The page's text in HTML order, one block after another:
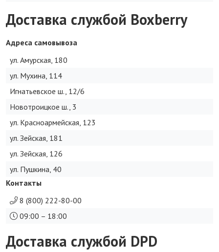
Доставка службой Boxberry
Адреса самовывоза
ул. Амурская, 180
ул. Мухина, 114
Игнатьевское ш., 12/6
Новотроицкое ш., 3
ул. Красноармейская, 123
ул. Зейская, 181
ул. Зейская, 126
ул. Пушкина, 40
Контакты
8 (800) 222-80-00
09:00 – 18:00
Доставка службой DPD